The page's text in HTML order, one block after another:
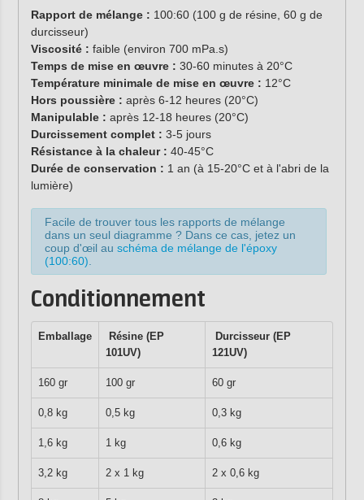
Rapport de mélange : 100:60 (100 g de résine, 60 g de
durcisseur)
Viscosité : faible (environ 700 mPa.s)
Temps de mise en œuvre : 30-60 minutes à 20°C
Température minimale de mise en œuvre : 12°C
Hors poussière : après 6-12 heures (20°C)
Manipulable : après 12-18 heures (20°C)
Durcissement complet : 3-5 jours
Résistance à la chaleur : 40-45°C
Durée de conservation : 1 an (à 15-20°C et à l'abri de la
lumière)
Facile de trouver tous les rapports de mélange
dans un seul diagramme ? Dans ce cas, jetez un
coup d'œil au schéma de mélange de l'époxy
(100:60)
Conditionnement
Emballage
Résine (EP
101UV)
Durcisseur (EP
121UV)
160 gr 100 gr 60 gr
0,8 kg 0,5 kg 0,3 kg
1,6 kg 1 kg 0,6 kg
3,2 kg 2 x 1 kg 2 x 0,6 kg